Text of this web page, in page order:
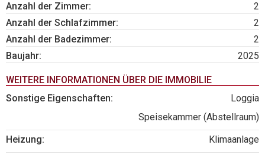
Anzahl der Zimmer:
2
Anzahl der Schlafzimmer:
2
Anzahl der Badezimmer:
2
Baujahr:
2025
WEITERE INFORMATIONEN ÜBER DIE IMMOBILIE
Sonstige Eigenschaften:
Loggia
Speisekammer (Abstellraum)
Heizung:
Klimaanlage